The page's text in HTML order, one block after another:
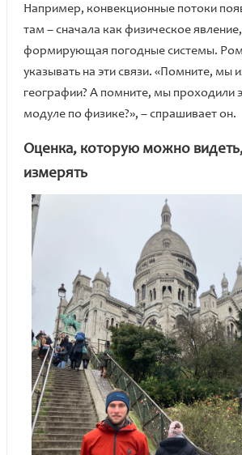
Например, конвекционные потоки
там – сначала как физическое
формирующая погодные системы.
указывать на эти связи. «Помните, мы
географии? А помните, мы проходили
модуле по физике?», – спрашивает он.
Оценка, которую можно
измерять